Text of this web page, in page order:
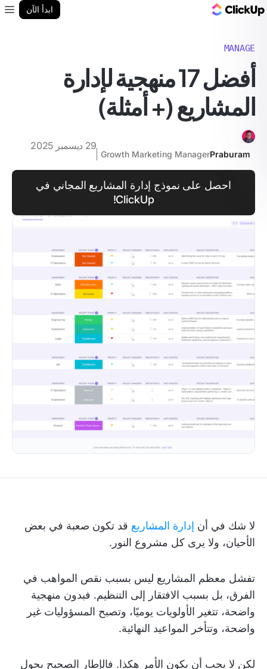
ابدأ الآن
MANAGE
أفضل 17 منهجية لإدارة
المشاريع (+ أمثلة)
Praburam
Growth Marketing Manager
29 ديسمبر 2025
احصل على نموذج إدارة المشاريع المجاني في
ClickUp!
لا شك في أن إدارة المشاريع قد تكون صعبة في بعض
الأحيان، ولا يرى كل مشروع النور.
تفشل معظم المشاريع ليس بسبب نقص المواهب في
الفرق، بل بسبب الافتقار إلى التنظيم. فبدون منهجية
واضحة، تتغير الأولويات يوميًا، وتصبح المسؤوليات غير
واضحة، وتتأخر المواعيد النهائية.
لكن لا يجب أن يكون الأمر هكذا. فالإطار الصحيح يحول